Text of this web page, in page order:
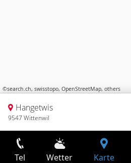
©search.ch, swisstopo, OpenStreetMap, others
Hangetwis
9547 Wittenwil
Tel Wetter Karte